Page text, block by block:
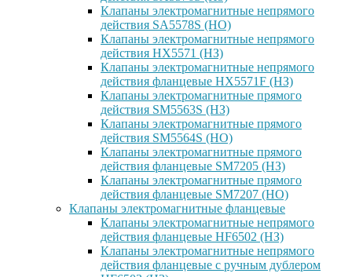
Клапаны электромагнитные непрямого
действия SA5578S (НО)
Клапаны электромагнитные непрямого
действия HX5571 (НЗ)
Клапаны электромагнитные непрямого
действия фланцевые HX5571F (НЗ)
Клапаны электромагнитные прямого
действия SM5563S (НЗ)
Клапаны электромагнитные прямого
действия SM5564S (НО)
Клапаны электромагнитные прямого
действия фланцевые SM7205 (НЗ)
Клапаны электромагнитные прямого
действия фланцевые SM7207 (НО)
Клапаны электромагнитные фланцевые
Клапаны электромагнитные непрямого
действия фланцевые HF6502 (НЗ)
Клапаны электромагнитные непрямого
действия фланцевые с ручным дублером